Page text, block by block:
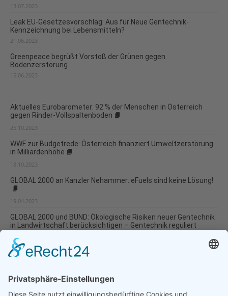
13.07.2023
Leak EU-Gesetzesvorschlag: Aus für Neue Gentechnik-
Kennzeichnung bei Lebensmitteln?
21.06.2023
Greenpeace begrüßt Vorstoß der Grünen gegen
Bodenzerstörung
15.06.2023
Aktuelles Eurobarometer: 92 % der Menschen in Österreich
gegen Rinder-Vollspaltenboden
25.10.2023
WWF zur Budgetrede: Österreich finanziert Umweltzerstörung
in Milliardenhöhe
18.10.2023
GLOBAL 2000 an Kanzler Nehammer: eFuels sind keine Lösung!
19.04.2023
GLOBAL 2000 und BUND: Ökologische Risiken neuer Gentechnik
in Landwirtschaft berücksichtigen – Gentechnik reguliert
15.12.2022